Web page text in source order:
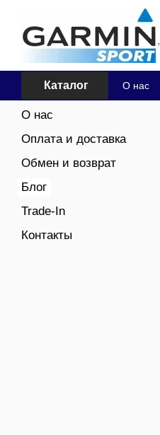
Перейти к основному контенту
Каталог О нас
О нас
Оплата и доставка
Обмен и возврат
Блог
Trade-In
Контакты